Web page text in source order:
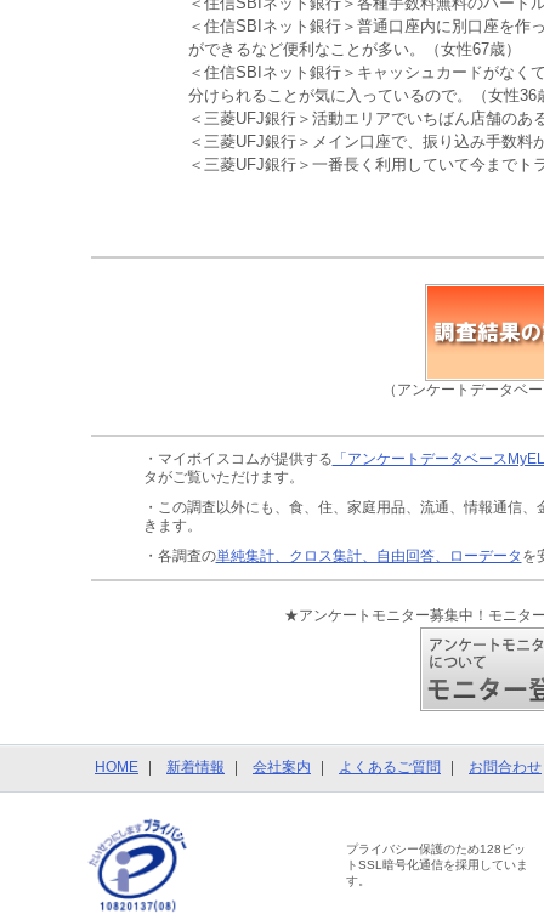
＜住信SBIネット銀行＞普通口座内に別口座を作
ができるなど便利なことが多い。（女性67歳）
＜住信SBIネット銀行＞キャッシュカードがなく
分けられることが気に入っているので。（女性36
＜三菱UFJ銀行＞活動エリアでいちばん店舗のあ
＜三菱UFJ銀行＞メイン口座で、振り込み手数料
＜三菱UFJ銀行＞一番長く利用していて今までト
（アンケートデータベ
・マイボイスコムが提供する 「アンケートデータベース
タがご覧いただけます。
・この調査以外にも、食、住、家庭用品、流通、情報通信、
きます。
・各調査の単純集計、クロス集計、自由回答、ローデータ を
★アンケートモニター募集中！モニタ
HOME 新着情報 会社案内 よくあるご質問 お問合わせ
プライバシー保護のため128ビッ
トSSL暗号化通信を採用していま
す。